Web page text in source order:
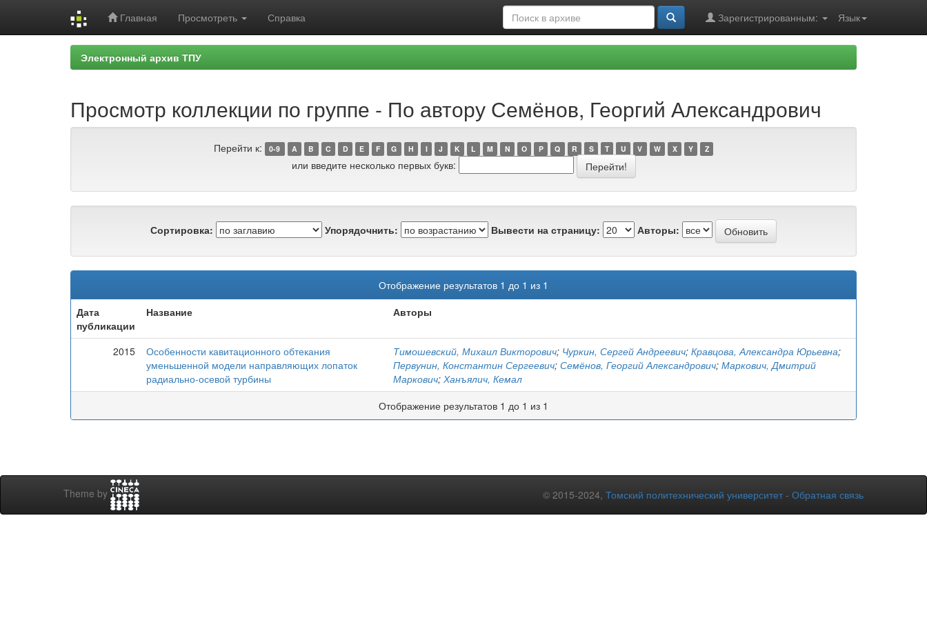
Главная Просмотреть Справка Язык
Зарегистрированным:
Электронный архив ТПУ
Просмотр коллекции по группе - По автору Семёнов, Георгий Александрович
Перейти к: 0-9 A B C D E F G H I J K L M N O P Q R S T U V W X Y Z
или введите несколько первых букв:
Сортировка: Упорядочнить: Вывести на страницу: Авторы:
Отображение результатов 1 до 1 из 1
Дата
публикации
Название Авторы
2015
Особенности кавитационного обтекания
уменьшенной модели направляющих лопаток
радиально-осевой турбины
Тимошевский, Михаил Викторович; Чуркин, Сергей Андреевич; Кравцова, Александра Юрьевна;
Первунин, Константин Сергеевич; Семёнов, Георгий Александрович; Маркович, Дмитрий
Маркович; Ханъялич, Кемал
Отображение результатов 1 до 1 из 1
Theme by © 2015-2024, Томский политехнический университет - Обратная связь